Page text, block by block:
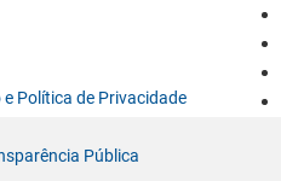
e Política de Privacidade
Pública